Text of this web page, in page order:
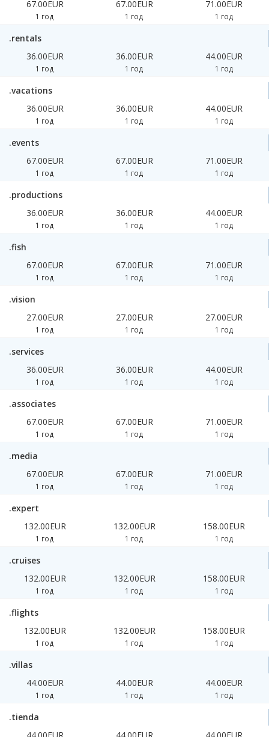
67.00EUR
1 год
67.00EUR
1 год
71.00EUR
1 год
.rentals
36.00EUR
1 год
36.00EUR
1 год
44.00EUR
1 год
.vacations
36.00EUR
1 год
36.00EUR
1 год
44.00EUR
1 год
.events
67.00EUR
1 год
67.00EUR
1 год
71.00EUR
1 год
.productions
36.00EUR
1 год
36.00EUR
1 год
44.00EUR
1 год
.fish
67.00EUR
1 год
67.00EUR
1 год
71.00EUR
1 год
.vision
27.00EUR
1 год
27.00EUR
1 год
27.00EUR
1 год
.services
36.00EUR
1 год
36.00EUR
1 год
44.00EUR
1 год
.associates
67.00EUR
1 год
67.00EUR
1 год
71.00EUR
1 год
.media
67.00EUR
1 год
67.00EUR
1 год
71.00EUR
1 год
.expert
132.00EUR
1 год
132.00EUR
1 год
158.00EUR
1 год
.cruises
132.00EUR
1 год
132.00EUR
1 год
158.00EUR
1 год
.flights
132.00EUR
1 год
132.00EUR
1 год
158.00EUR
1 год
.villas
44.00EUR
1 год
44.00EUR
1 год
44.00EUR
1 год
.tienda